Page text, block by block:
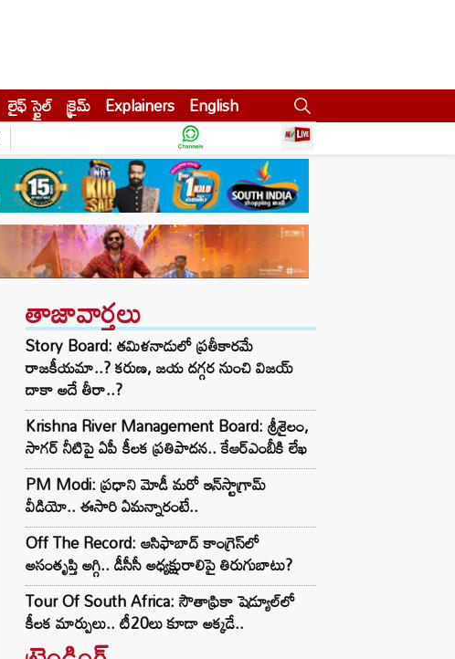
లైఫ్ స్టైల్ క్రైమ్ Explainers English
తాజావార్తలు
Story Board: తమిళనాడులో ప్రతీకారమే
రాజకీయమా..? కరుణ, జయ దగ్గర నుంచి విజయ్
దాకా అదే తీరా..?
Krishna River Management Board: శ్రీశైలం,
సాగర్ నీటిపై ఏపీ కీలక ప్రతిపాదన.. కేఆర్ఎంబీకి లేఖ
PM Modi: ప్రధాని మోడీ మరో ఇన్‌స్టాగ్రామ్
వీడియో.. ఈసారి ఏమన్నారంటే..
Off The Record: ఆసిఫాబాద్ కాంగ్రెస్‌లో
అసంతృప్తి అగ్గి.. డీసీసీ అధ్యక్షురాలిపై తిరుగుబాటు?
Tour Of South Africa: సౌతాఫ్రికా షెడ్యూల్‌లో
కీలక మార్పులు.. టీ20లు కూడా అక్కడే..